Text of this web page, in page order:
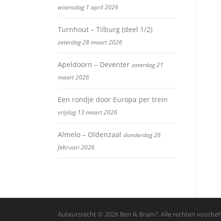
woensdag 1 april 2026
Turnhout – Tilburg (deel 1/2)
zaterdag 28 maart 2026
Apeldoorn – Deventer zaterdag 21
maart 2026
Een rondje door Europa per trein
vrijdag 13 maart 2026
Almelo – Oldenzaal donderdag 26
februari 2026
Auteursrecht © 2026 Ben ik Bram?. Alle rechten